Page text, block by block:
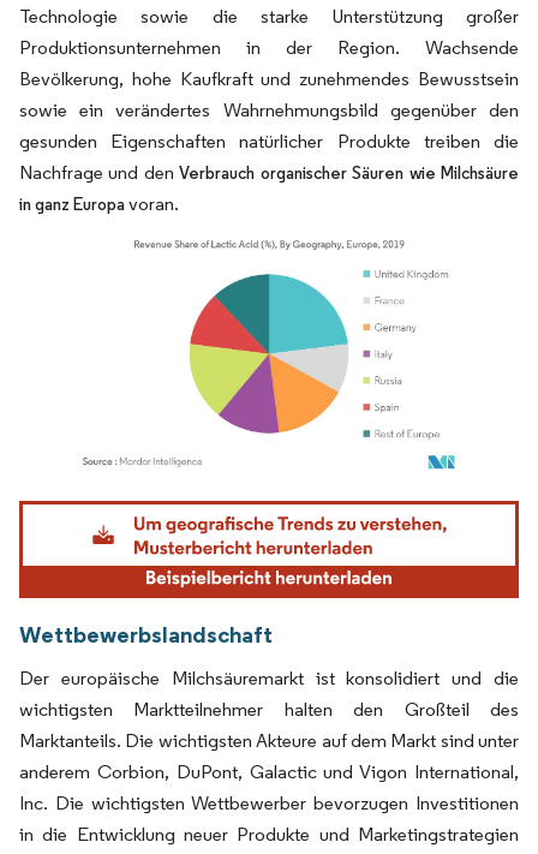
Technologie sowie die starke Unterstützung großer
Produktionsunternehmen in der Region. Wachsende
Bevölkerung, hohe Kaufkraft und zunehmendes Bewusstsein
sowie ein verändertes Wahrnehmungsbild gegenüber den
gesunden Eigenschaften natürlicher Produkte treiben die
Nachfrage und denVerbrauch organischer Säuren wie Milchsäure
in ganz Europavoran.
Bild © Mordor Intelligence. Wiederverwendung erfordert Namensnennung gemäß
Wettbewerbslandschaft
Der europäische Milchsäuremarkt ist konsolidiert und die
wichtigsten Marktteilnehmer halten den Großteil des
Marktanteils. Die wichtigsten Akteure auf dem Markt sind unter
anderem Corbion, DuPont, Galactic und Vigon International,
Inc. Die wichtigsten Wettbewerber bevorzugen Investitionen
in die Entwicklung neuer Produkte und Marketingstrategien